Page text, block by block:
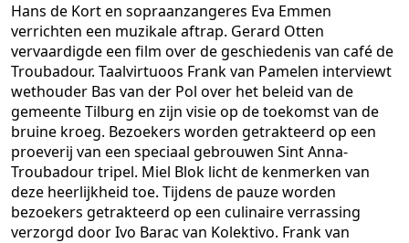
Hans de Kort en sopraanzangeres Eva Emmen
verrichten een muzikale aftrap. Gerard Otten
vervaardigde een film over de geschiedenis van café de
Troubadour. Taalvirtuoos Frank van Pamelen interviewt
wethouder Bas van der Pol over het beleid van de
gemeente Tilburg en zijn visie op de toekomst van de
bruine kroeg. Bezoekers worden getrakteerd op een
proeverij van een speciaal gebrouwen Sint Anna-
Troubadour tripel. Miel Blok licht de kenmerken van
deze heerlijkheid toe. Tijdens de pauze worden
bezoekers getrakteerd op een culinaire verrassing
verzorgd door Ivo Barac van Kolektivo. Frank van